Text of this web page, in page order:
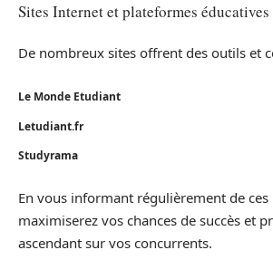
Sites Internet et plateformes éducatives
De nombreux sites offrent des outils et
Le Monde Etudiant
Letudiant.fr
Studyrama
En vous informant régulièrement de ces
maximiserez vos chances de succès et
ascendant sur vos concurrents.